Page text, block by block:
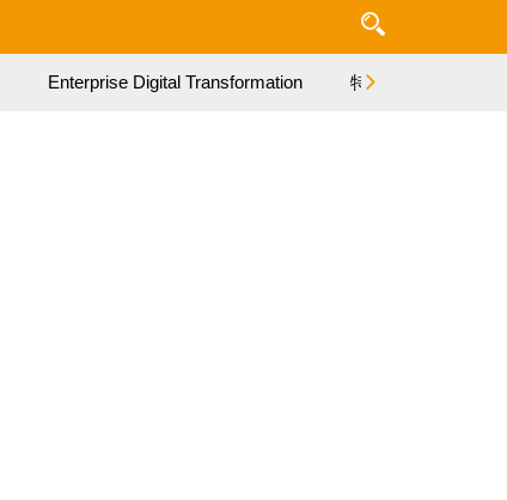
Enterprise Digital Transformation 特集